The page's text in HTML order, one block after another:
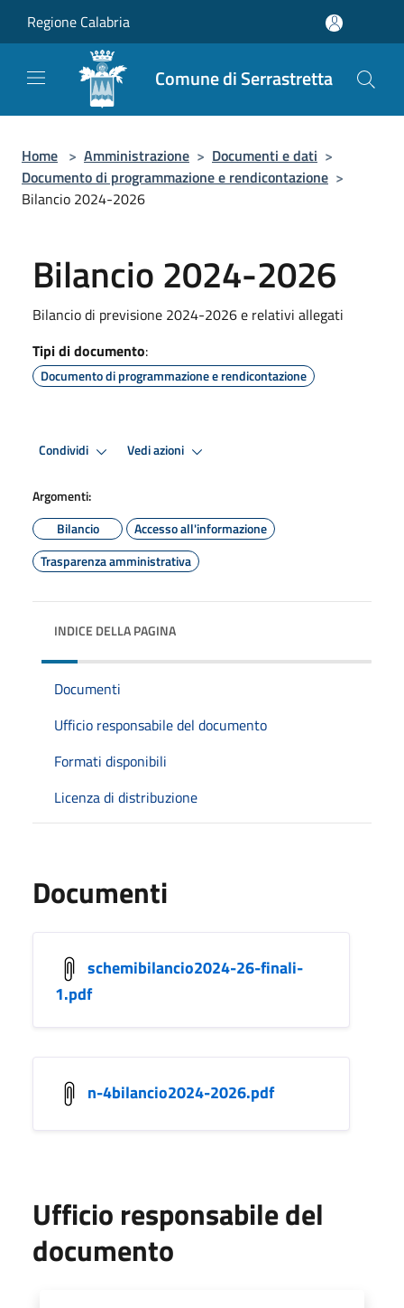
Regione Calabria
Comune di Serrastretta
Home > Amministrazione > Documenti e dati >
Documento di programmazione e rendicontazione >
Bilancio 2024-2026
Bilancio 2024-2026
Bilancio di previsione 2024-2026 e relativi allegati
Tipi di documento:
Documento di programmazione e rendicontazione
Condividi Vedi azioni
Argomenti:
Bilancio
Accesso all'informazione
Trasparenza amministrativa
INDICE DELLA PAGINA
Documenti
Ufficio responsabile del documento
Formati disponibili
Licenza di distribuzione
Documenti
schemibilancio2024-26-finali-
1.pdf
n-4bilancio2024-2026.pdf
Ufficio responsabile del
documento